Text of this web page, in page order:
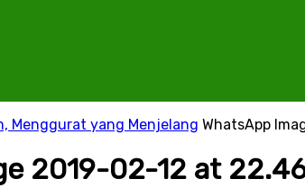
Menggurat yang Menjelang WhatsApp
2019-02-12 at